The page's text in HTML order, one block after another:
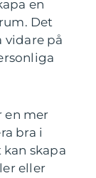
en
Det
vidare på
en mer
bra i
skapa
eller